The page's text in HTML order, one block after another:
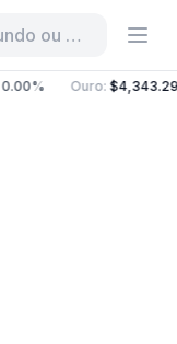
ou Categoria
0.00% Ouro: $4,343.29